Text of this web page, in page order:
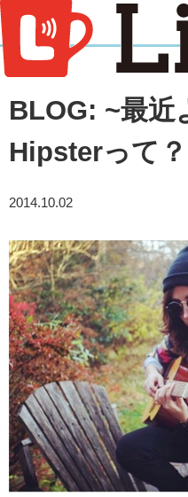
BLOG: ~最近
Hipsterって
2014.10.02